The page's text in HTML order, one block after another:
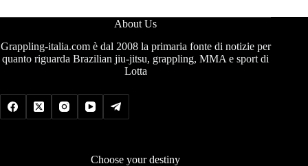
About Us
Grappling-italia.com è dal 2008 la primaria fonte di notizie per
quanto riguarda Brazilian jiu-jitsu, grappling, MMA e sport di
Lotta
Choose your destiny